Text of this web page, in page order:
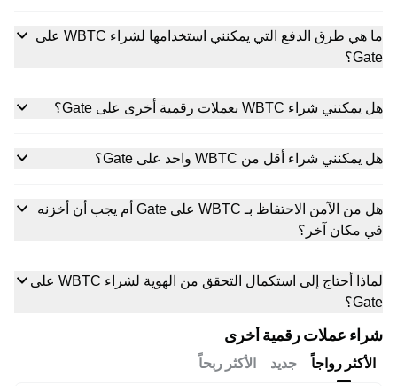
ما هي طرق الدفع التي يمكنني استخدامها لشراء WBTC على
Gate؟
هل يمكنني شراء WBTC بعملات رقمية أخرى على Gate؟
هل يمكنني شراء أقل من WBTC واحد على Gate؟
هل من الآمن الاحتفاظ بـ WBTC على Gate أم يجب أن أخزنه
في مكان آخر؟
لماذا أحتاج إلى استكمال التحقق من الهوية لشراء WBTC على
Gate؟
شراء عملات رقمية أخرى
الأكثر رواجاً جديد الأكثر ربحاً